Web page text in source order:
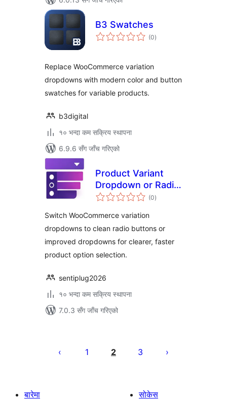
B3 Swatches
(0कुल
रेटिङ्गहरू
)
Replace WooCommerce variation
dropdowns with modern color and button
swatches for variable products.
b3digital
१० भन्दा कम सक्रिय स्थापना
6.9.6 सँग जाँच गरिएको
Product Variant
Dropdown or Radio
Button for
(0कुल
रेटिङ्गहरू
)
Switch WooCommerce variation
dropdowns to clean radio buttons or
improved dropdowns for clearer, faster
product option selection.
sentiplug2026
१० भन्दा कम सक्रिय स्थापना
7.0.3 सँग जाँच गरिएको
पृष्ठाङ्कन1 2 3
बारेमा
सोकेस